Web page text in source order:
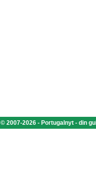
© 2007-2026 - Portugalnyt - din